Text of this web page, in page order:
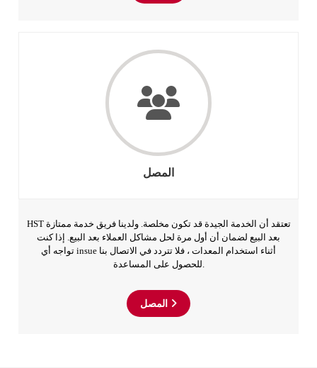
المصل
HST تعتقد أن الخدمة الجيدة قد تكون مخلصة. ولدينا فريق خدمة ممتازة
بعد البيع لضمان أن أول مرة لحل مشاكل العملاء بعد البيع. إذا كنت
تواجه أي insue أثناء استخدام المعدات ، فلا تتردد في الاتصال بنا
للحصول على المساعدة.
المصل